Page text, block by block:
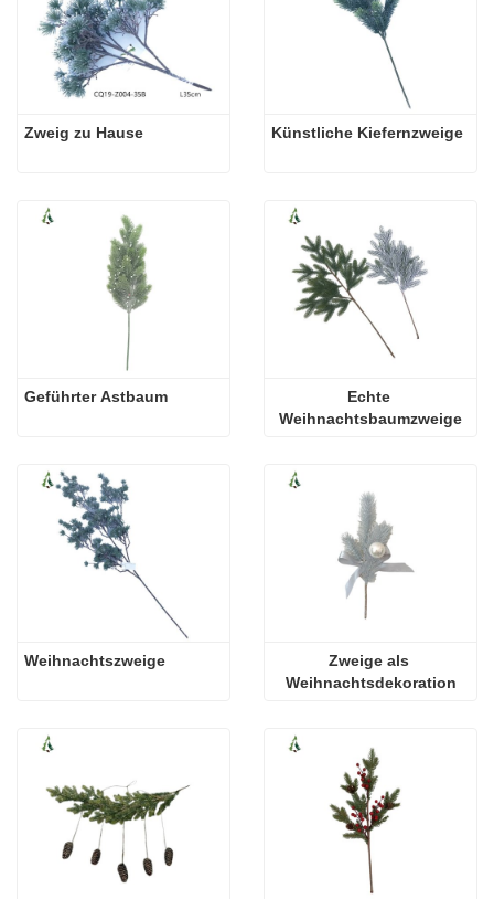
Zweig zu Hause Künstliche Kiefernzweige
Geführter Astbaum
Echte
Weihnachtsbaumzweige
Weihnachtszweige
Zweige als
Weihnachtsdekoration